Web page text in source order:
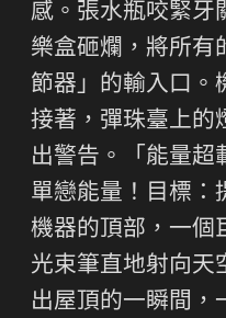
感。張水瓶咬緊牙
樂盒砸爛，將所有
節器」的輸入口。
接著，彈珠臺上的
出警告。「能量超
單戀能量！目標：
機器的頂部，一個
光束筆直地射向天
出屋頂的一瞬間，